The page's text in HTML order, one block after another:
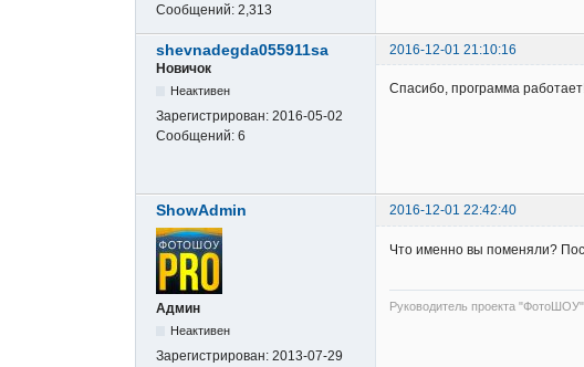
Сообщений: 2,313
shevnadegda055911sa
2016-12-01 21:10:16
Новичок
Неактивен
Зарегистрирован: 2016-05-02
Сообщений: 6
Спасибо, программа
ShowAdmin 2016-12-01 22:42:40
Админ
Неактивен
Зарегистрирован: 2013-07-29
Что именно вы поменяли?
Руководитель проекта "ФотоШОУ"